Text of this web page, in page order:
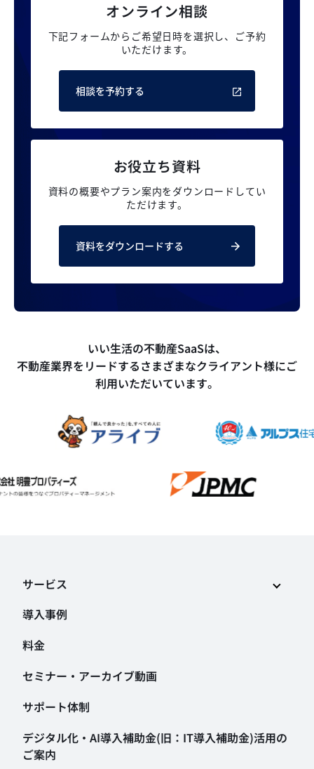
オンライン相談
下記フォームからご希望日時を選択し、 ご予約
いただけます。
相談を予約する
お役立ち資料
資料の概要やプラン案内をダウンロードしてい
ただけます。
資料をダウンロードする
いい生活の不動産SaaSは、
不動産業界をリードするさまざまなクライアント様にご
利用いただいています。
導入事例
料金
セミナー・アーカイブ動画
サポート体制
デジタル化・AI導入補助金(旧：IT導入補助金)活用の
ご案内
サービス